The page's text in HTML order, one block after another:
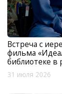
Встреча с
фильма
библиотеке в
31 июля 2026